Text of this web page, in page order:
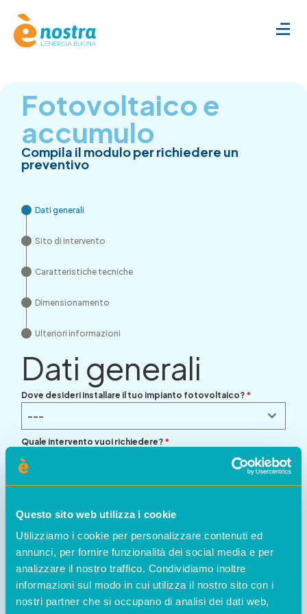
Questo sito web utilizza i cookie
Utilizziamo i cookie per personalizzare contenuti ed
annunci, per fornire funzionalità dei social media e per
analizzare il nostro traffico. Condividiamo inoltre
informazioni sul modo in cui utilizza il nostro sito con i
nostri partner che si occupano di analisi dei dati web,
Fotovoltaico e
accumulo
Compila il modulo per richiedere un
preventivo
Dati generali
Sito di intervento
Caratteristiche tecniche
Dimensionamento
Ulteriori informazioni
Dati generali
Dove desideri installare il tuo impianto fotovoltaico? *
---
Quale intervento vuoi richiedere? *
---